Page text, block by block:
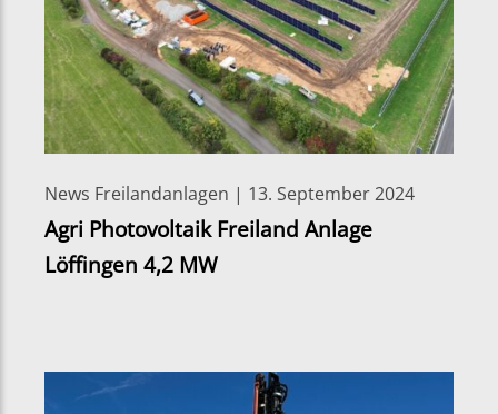
News Freilandanlagen | 13. September 2024
Agri Photovoltaik Freiland Anlage
Löffingen 4,2 MW